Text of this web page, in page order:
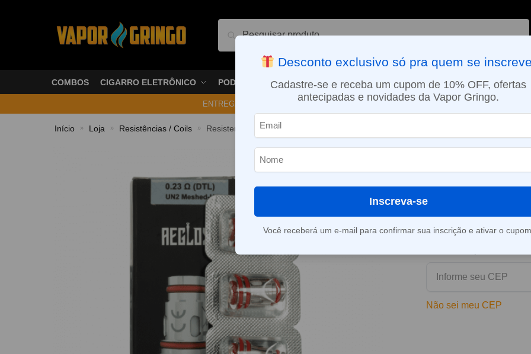
Pesquisar
COMBOS CIGARRO ELETRÔNICO PODS VAPORIZADOR DE ERVAS E-LIQUÍDOS NICOTINA ORAL
ENTREGA NO MESMO DIA EM SÃO PAULO (SEG A SEX): PEDIDOS APROVADOS ATÉ
Início » Loja » Resistências / Coils » Resistencia / Coil Mesh Para Pod Aeglos – Uwell
Resistencia /
Pod Aeglos –
Este produto está fora
Não sei meu CEP
Desconto exclusivo só pra quem se
Cadastre-se e receba um cupom de 10% OFF, ofertas
antecipadas e novidades da Vapor Gringo.
Inscreva-se
Você receberá um e-mail para confirmar sua inscrição e ativar o